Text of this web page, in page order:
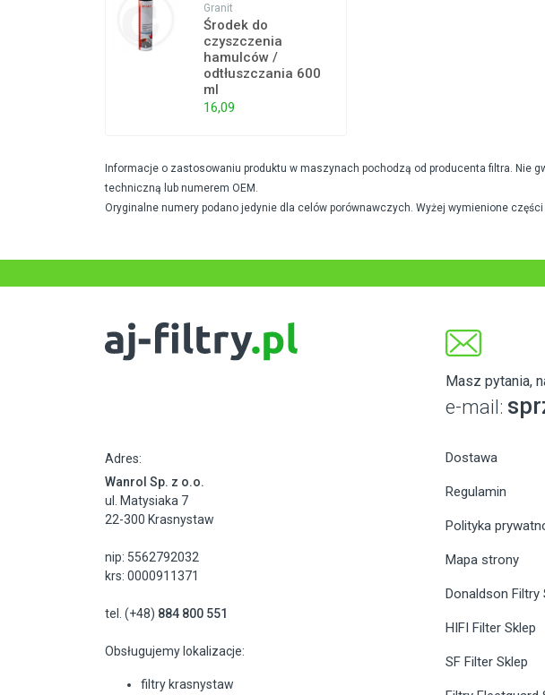
Granit
Środek do
czyszczenia
hamulców /
odtłuszczania 600
ml
16,09
Informacje o zastosowaniu produktu w maszynach pochodzą od producenta filtra. Nie
techniczną lub numerem OEM.
Oryginalne numery podano jedynie dla celów porównawczych. Wyżej wymienione
Masz pytania,
e-mail:
Adres:
Wanrol Sp. z o.o.
ul. Matysiaka 7
22-300 Krasnystaw
nip: 5562792032
krs: 0000911371
tel. (+48) 884 800 551
Obsługujemy lokalizacje:
filtry krasnystaw
Dostawa
Regulamin
Polityka
Mapa strony
Donaldson Filtry
HIFI Filter Sklep
SF Filter Sklep